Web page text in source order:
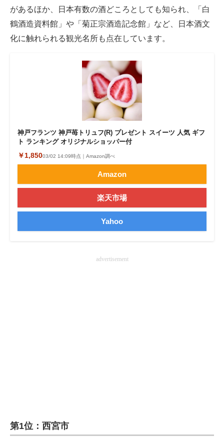
があるほか、日本有数の酒どころとしても知られ、「白
鶴酒造資料館」や「菊正宗酒造記念館」など、日本酒文
化に触れられる観光名所も点在しています。
神戸フランツ 神戸苺トリュフ(R) プレゼント スイーツ 人気 ギフ
ト ランキング オリジナルショッパー付
￥1,85003/02 14:09時点｜Amazon調べ
Amazon
楽天市場
Yahoo
advertisement
第1位：西宮市